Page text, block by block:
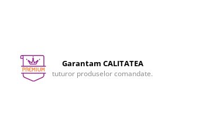
Garantam CALITATEA
tuturor produselor comandate.